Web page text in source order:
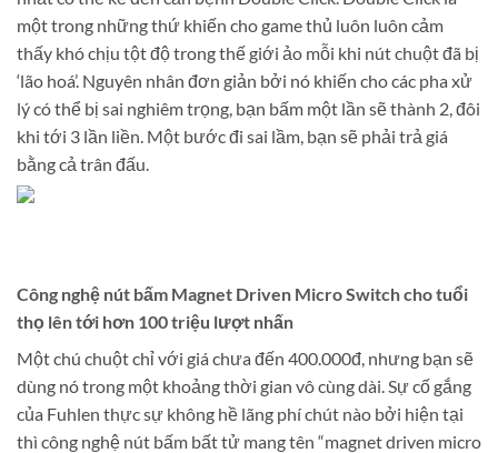
một trong những thứ khiến cho game thủ luôn luôn cảm
thấy khó chịu tột độ trong thế giới ảo mỗi khi nút chuột đã bị
‘lão hoá’. Nguyên nhân đơn giản bởi nó khiến cho các pha xử
lý có thể bị sai nghiêm trọng, bạn bấm một lần sẽ thành 2, đôi
khi tới 3 lần liền. Một bước đi sai lầm, bạn sẽ phải trả giá
bằng cả trân đấu.
Công nghệ nút bấm Magnet Driven Micro Switch cho tuổi
thọ lên tới hơn 100 triệu lượt nhấn
Một chú chuột chỉ với giá chưa đến 400.000đ, nhưng bạn sẽ
dùng nó trong một khoảng thời gian vô cùng dài. Sự cố gắng
của Fuhlen thực sự không hề lãng phí chút nào bởi hiện tại
thì công nghệ nút bấm bất tử mang tên “magnet driven micro